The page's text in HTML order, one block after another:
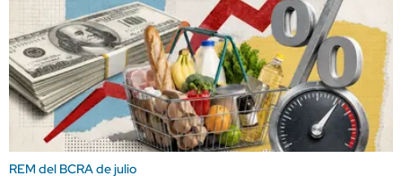
REM del BCRA de julio